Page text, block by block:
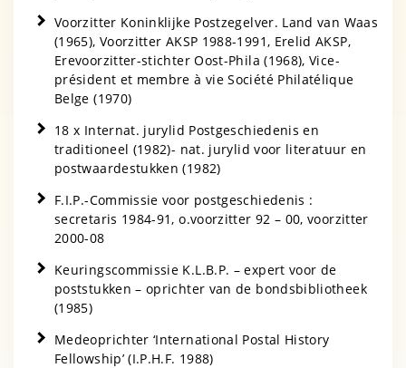
Voorzitter Koninklijke Postzegelver. Land van Waas
(1965), Voorzitter AKSP 1988-1991, Erelid AKSP,
Erevoorzitter-stichter Oost-Phila (1968), Vice-
président et membre à vie Société Philatélique
Belge (1970)
18 x Internat. jurylid Postgeschiedenis en
traditioneel (1982)- nat. jurylid voor literatuur en
postwaardestukken (1982)
F.I.P.-Commissie voor postgeschiedenis :
secretaris 1984-91, o.voorzitter 92 – 00, voorzitter
2000-08
Keuringscommissie K.L.B.P. – expert voor de
poststukken – oprichter van de bondsbibliotheek
(1985)
Medeoprichter ‘International Postal History
Fellowship’ (I.P.H.F. 1988)